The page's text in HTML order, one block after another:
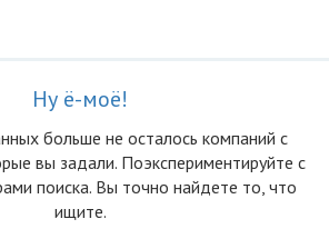
Ну ё-моё!
больше не осталоcь компаний с
вы задали. Поэкспериментируйте с
поиска. Вы точно найдете то, что
ищите.